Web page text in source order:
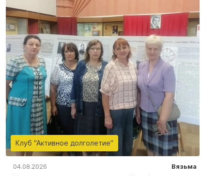
Клуб "Активное долголетие"
04.08.2026 Вязьма